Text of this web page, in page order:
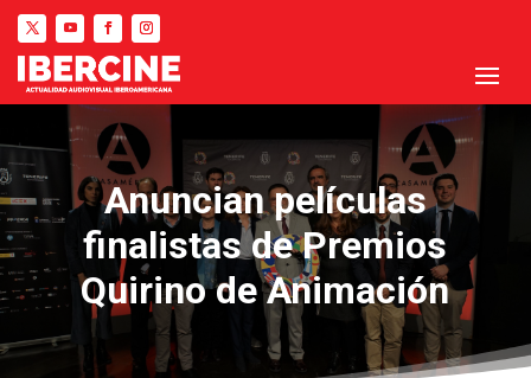
Anuncian películas
finalistas de Premios
Quirino de Animación